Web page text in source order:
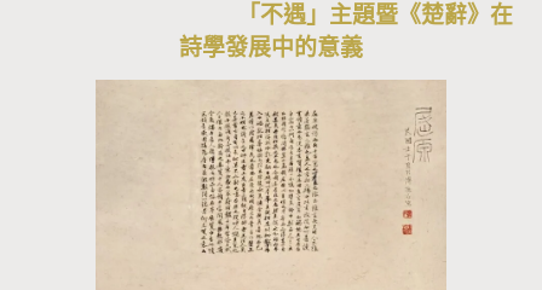
「不遇」主題暨《楚辭》在
詩學發展中的意義